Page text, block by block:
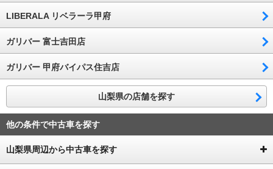
LIBERALA リベラーラ甲府
ガリバー 富士吉田店
ガリバー 甲府バイパス住吉店
山梨県の店舗を探す
他の条件で中古車を探す
山梨県周辺から中古車を探す